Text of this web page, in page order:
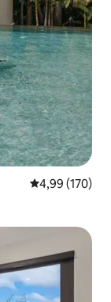
Classificação
4,99 (170)